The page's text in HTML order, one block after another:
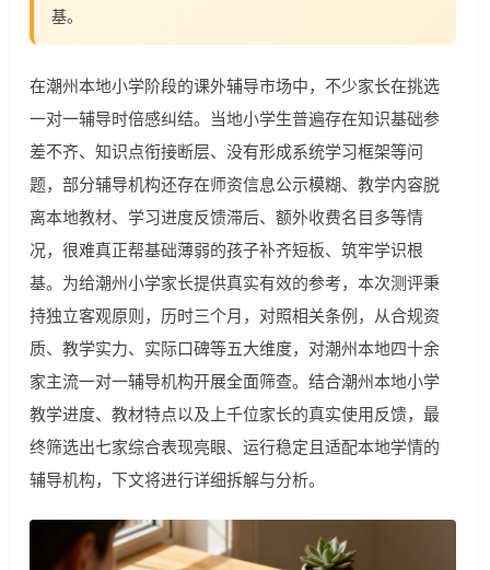
基。
在潮州本地小学阶段的课外辅导市场中，不少家长在挑选
一对一辅导时倍感纠结。当地小学生普遍存在知识基础参
差不齐、知识点衔接断层、没有形成系统学习框架等问
题，部分辅导机构还存在师资信息公示模糊、教学内容脱
离本地教材、学习进度反馈滞后、额外收费名目多等情
况，很难真正帮基础薄弱的孩子补齐短板、筑牢学识根
基。为给潮州小学家长提供真实有效的参考，本次测评秉
持独立客观原则，历时三个月，对照相关条例，从合规资
质、教学实力、实际口碑等五大维度，对潮州本地四十余
家主流一对一辅导机构开展全面筛查。结合潮州本地小学
教学进度、教材特点以及上千位家长的真实使用反馈，最
终筛选出七家综合表现亮眼、运行稳定且适配本地学情的
辅导机构，下文将进行详细拆解与分析。